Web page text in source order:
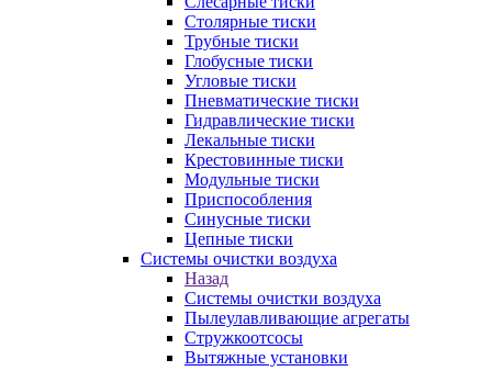
Столярные тиски
Трубные тиски
Глобусные тиски
Угловые тиски
Пневматические тиски
Гидравлические тиски
Лекальные тиски
Крестовинные тиски
Модульные тиски
Приспособления
Синусные тиски
Цепные тиски
Системы очистки воздуха
Назад
Системы очистки воздуха
Пылеулавливающие агрегаты
Стружкоотсосы
Вытяжные установки